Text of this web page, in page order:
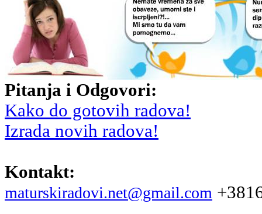
Pitanja i Odgovori:
Kako do gotovih radova!
Izrada novih radova!
Kontakt:
maturskiradovi.net@gmail.com